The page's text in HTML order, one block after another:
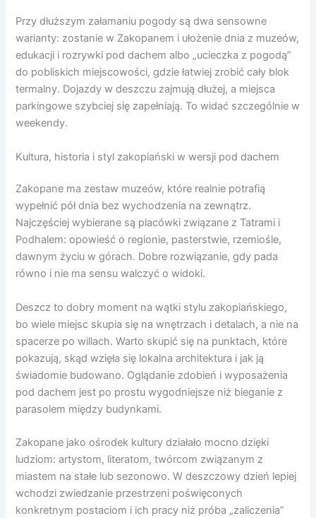
Przy dłuższym załamaniu pogody są dwa sensowne
warianty: zostanie w Zakopanem i ułożenie dnia z muzeów,
edukacji i rozrywki pod dachem albo „ucieczka z pogodą”
do pobliskich miejscowości, gdzie łatwiej zrobić cały blok
termalny. Dojazdy w deszczu zajmują dłużej, a miejsca
parkingowe szybciej się zapełniają. To widać szczególnie w
weekendy.
Kultura, historia i styl zakopiański w wersji pod dachem
Zakopane ma zestaw muzeów, które realnie potrafią
wypełnić pół dnia bez wychodzenia na zewnątrz.
Najczęściej wybierane są placówki związane z Tatrami i
Podhalem: opowieść o regionie, pasterstwie, rzemiośle,
dawnym życiu w górach. Dobre rozwiązanie, gdy pada
równo i nie ma sensu walczyć o widoki.
Deszcz to dobry moment na wątki stylu zakopiańskiego,
bo wiele miejsc skupia się na wnętrzach i detalach, a nie na
spacerze po willach. Warto skupić się na punktach, które
pokazują, skąd wzięła się lokalna architektura i jak ją
świadomie budowano. Oglądanie zdobień i wyposażenia
pod dachem jest po prostu wygodniejsze niż bieganie z
parasolem między budynkami.
Zakopane jako ośrodek kultury działało mocno dzięki
ludziom: artystom, literatom, twórcom związanym z
miastem na stałe lub sezonowo. W deszczowy dzień lepiej
wchodzi zwiedzanie przestrzeni poświęconych
konkretnym postaciom i ich pracy niż próba „zaliczenia”